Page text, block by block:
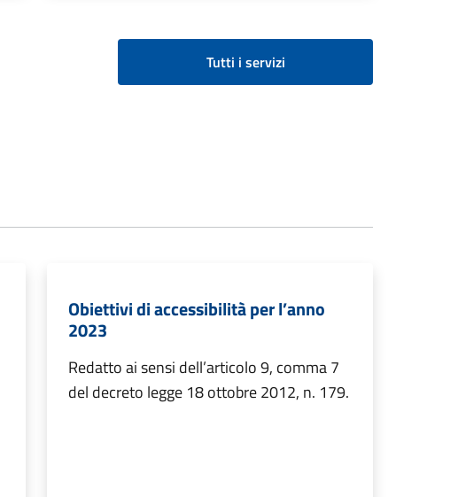
Tutti i servizi
Obiettivi di accessibilità per l’anno
2023
Redatto ai sensi dell’articolo 9, comma 7
del decreto legge 18 ottobre 2012, n. 179.